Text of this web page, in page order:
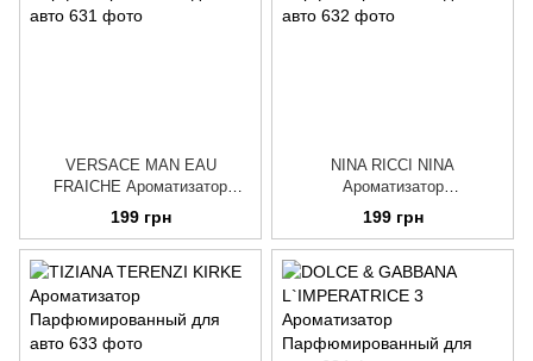
VERSACE MAN EAU
FRAICHE Ароматизатор
Парфюмированный для авто
199 грн
NINA RICCI NINA
Ароматизатор
Парфюмированный для авто
199 грн